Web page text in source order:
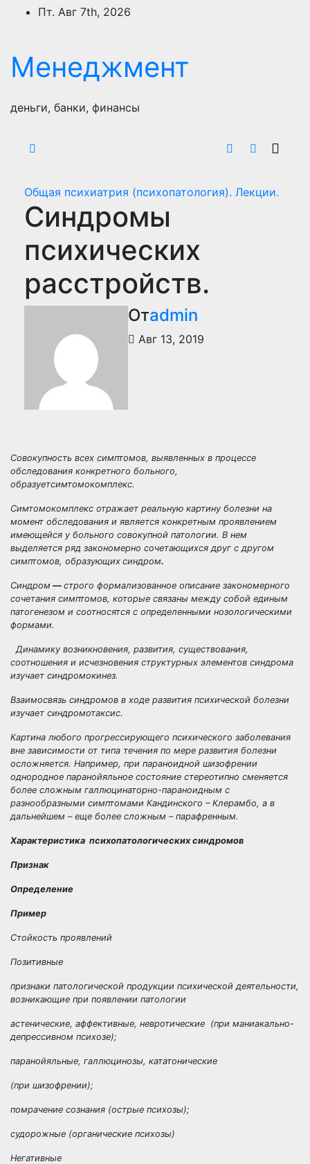
ПерейтиПт. Авг 7th, 2026
Менеджмент
деньги, банки, финансы
Общая психиатрия (психопатология). Лекции.
Синдромы
психических
расстройств.
Отadmin
Авг 13, 2019
Совокупность всех симптомов, выявленных в процессе
обследования конкретного больного,
образуетсимтомокомплекс.
Симтомокомплекс отражает реальную картину болезни на
момент обследования и является конкретным проявлением
имеющейся у больного совокупной патологии. В нем
выделяется ряд закономерно сочетающихся друг с другом
симптомов, образующих синдром.
Синдром — строго формализованное описание закономерного
сочетания симптомов, которые связаны между собой единым
патогенезом и соотносятся с определенными нозологическими
формами.
Динамику возникновения, развития, существования,
соотношения и исчезновения структурных элементов синдрома
изучает синдромокинез.
Взаимосвязь синдромов в ходе развития психической болезни
изучает синдромотаксис.
Картина любого прогрессирующего психического заболевания
вне зависимости от типа течения по мере развития болезни
осложняется. Например, при параноидной шизофрении
однородное паранойяльное состояние стереотипно сменяется
более сложным галлюцинаторно-параноидным с
разнообразными симптомами Кандинского – Клерамбо, а в
дальнейшем – еще более сложным – парафренным.
Характеристика психопатологических синдромов
Признак
Определение
Пример
Стойкость проявлений
Позитивные
признаки патологической продукции психической деятельности,
возникающие при появлении патологии
астенические, аффективные, невротические (при маниакально-
депрессивном психозе);
паранойяльные, галлюцинозы, кататонические
(при шизофрении);
помрачение сознания (острые психозы);
судорожные (органические психозы)
Негативные